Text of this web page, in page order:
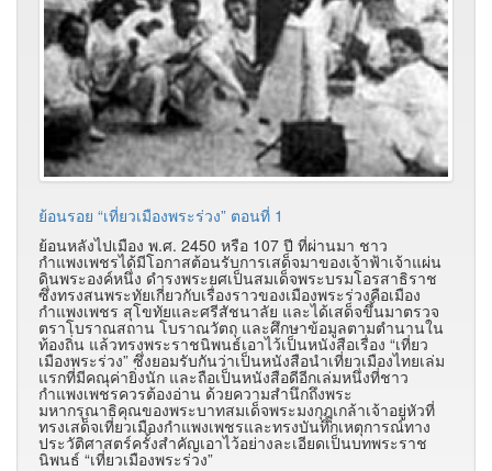
ย้อนรอย “เที่ยวเมืองพระร่วง” ตอนที่ 1
ย้อนหลังไปเมือง พ.ศ. 2450 หรือ 107 ปี ที่ผ่านมา ชาว
กำแพงเพชรได้มีโอกาสต้อนรับการเสด็จมาของเจ้าฟ้าเจ้าแผ่น
ดินพระองค์หนึ่ง ดำรงพระยศเป็นสมเด็จพระบรมโอรสาธิราช
ซึ่งทรงสนพระทัยเกี่ยวกับเรื่องราวของเมืองพระร่วงคือเมือง
กำแพงเพชร สุโขทัยและศรีสัชนาลัย และได้เสด็จขึ้นมาตรวจ
ตราโบราณสถาน โบราณวัตถุ และศึกษาข้อมูลตามตำนานใน
ท้องถิ่น แล้วทรงพระราชนิพนธ์เอาไว้เป็นหนังสือเรื่อง “เที่ยว
เมืองพระร่วง” ซึ่งยอมรับกันว่าเป็นหนังสือนำเที่ยวเมืองไทยเล่ม
แรกที่มีคณุค่ายิ่งนัก และถือเป็นหนังสือดีอีกเล่มหนึ่งที่ชาว
กำแพงเพชรควรต้องอ่าน ด้วยความสำนึกถึงพระ
มหากรุณาธิคุณของพระบาทสมเด็จพระมงกุฎุเกล้าเจ้าอยู่หัวที่
ทรงเสด็จเที่ยวเมืองกำแพงเพชรและทรงบันทึกเหตุการณ์ทาง
ประวัติศาสตร์ครั้งสำคัญเอาไว้อย่างละเอียดเป็นบทพระราช
นิพนธ์ “เที่ยวเมืองพระร่วง”